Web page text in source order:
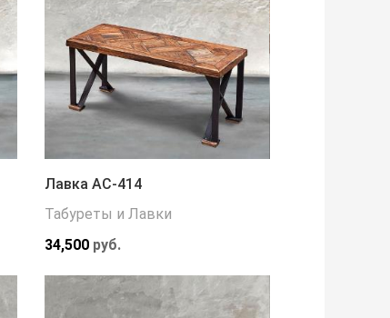
Лавка АС-414
Табуреты и Лавки
34,500 руб.